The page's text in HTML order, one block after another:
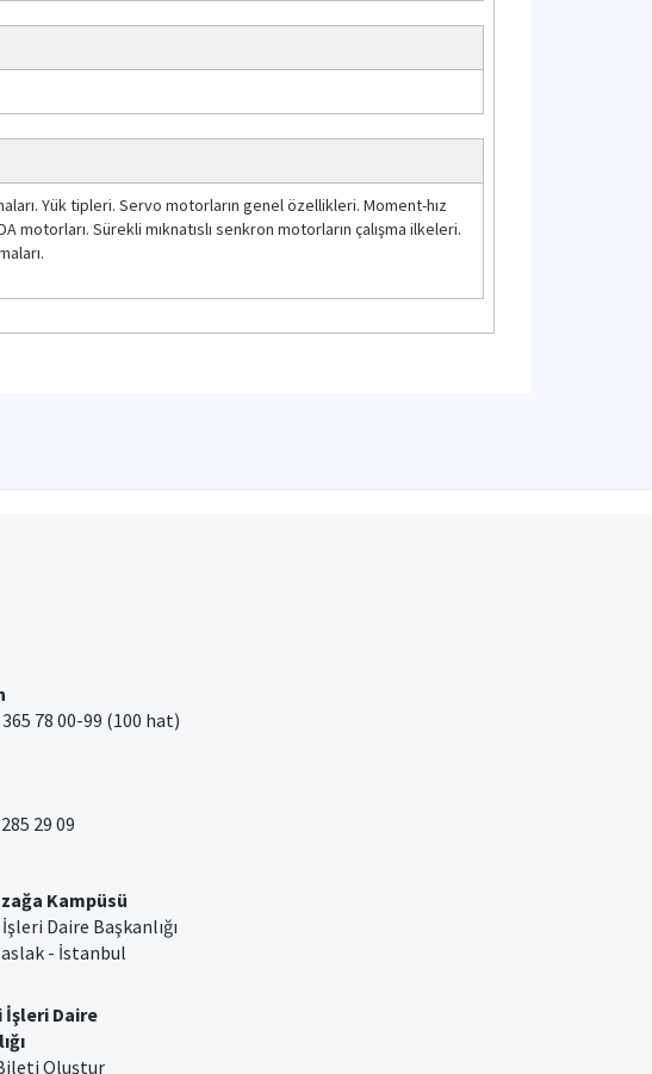
Yük tipleri. Servo motorların genel özellikleri. Moment-hız
Sürekli mıknatıslı senkron motorların çalışma ilkeleri.
78 00-99 (100 hat)
29 09
Kampüsü
Daire Başkanlığı
- İstanbul
İşleri Daire
Oluştur